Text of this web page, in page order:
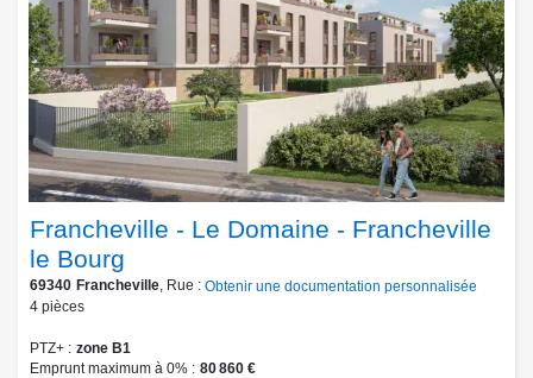
Francheville - Le Domaine - Francheville
le Bourg
69340 Francheville, Rue : Obtenir une documentation personnalisée
4 pièces
PTZ+
zone B1
Emprunt maximum à 0%
80 860 €